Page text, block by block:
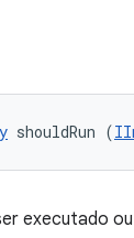
shouldRun (
executado